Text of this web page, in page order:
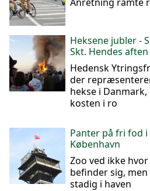
Heksene jubler -
Skt. Hendes aften
Hedensk
der
hekse i
kosten i ro
Panter på fri fod i
København
Zoo ved ikke
befinder sig,
stadig i haven